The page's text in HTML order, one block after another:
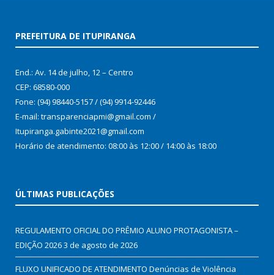
PREFEITURA DE ITUPIRANGA
End.: Av. 14 de julho, 12 – Centro
CEP: 68580-000
Fone: (94) 98440-5157 / (94) 9914-92446
E-mail: transparenciapmi@gmail.com /
Itupiranga.gabinte2021@gmail.com
Horário de atendimento: 08:00 às 12:00 / 14:00 às 18:00
ÚLTIMAS PUBLICAÇÕES
REGULAMENTO OFICIAL DO PRÊMIO ALUNO PROTAGONISTA –
EDIÇÃO 20263 de agosto de 2026
FLUXO UNIFICADO DE ATENDIMENTO Denúncias de Violência